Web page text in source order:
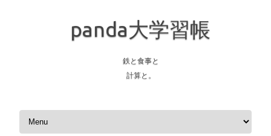
panda大学習帳
鉄と食事と
計算と。
Skip to content